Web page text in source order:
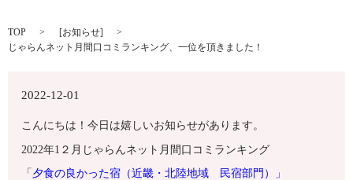
TOP [お知らせ]
じゃらんネット月間口コミランキング、一位を頂きました！
2022-12-01
こんにちは！今日は嬉しいお知らせがあります。
2022年1２月じゃらんネット月間口コミランキング
「 夕食の良かった宿（近畿・北陸地域 民宿部門）」